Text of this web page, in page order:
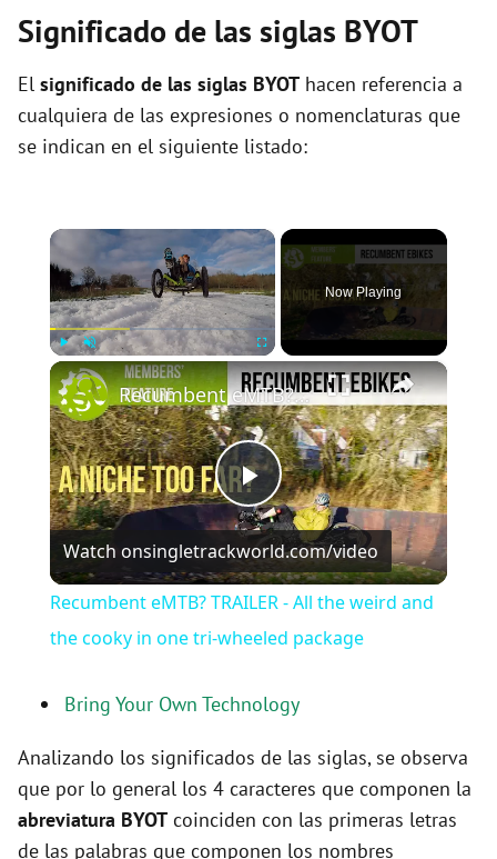
Significado de las siglas BYOT
El significado de las siglas BYOT hacen referencia a
cualquiera de las expresiones o nomenclaturas que
se indican en el siguiente listado:
×
Fullscreen
Now Playing
×
P
l
a
y
V
i
Recumbent eMTB? TRAILER - All the weird and the cooky in one tri-wheeled package
Watch onsingletrackworld.com/video
Recumbent eMTB? TRAILER - All the weird and
the cooky in one tri-wheeled package
Bring Your Own Technology
Analizando los significados de las siglas, se observa
que por lo general los 4 caracteres que componen la
abreviatura BYOT coinciden con las primeras letras
de las palabras que componen los nombres